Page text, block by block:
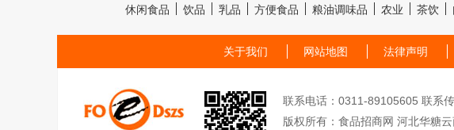
休闲食品 饮品 乳品 方便食品 粮油调味品 农业 茶饮
关于我们 网站地图 法律声明
联系电话：0311-89105605 联系
版权所有：食品招商网 河北华糖